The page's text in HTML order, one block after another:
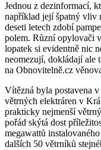
Jednou z dezinformací,
například její špatný vliv
deseti letech zdobí
polem. Různí opylovači
lopatek si evidentně nic
neomezují, dokládají ale
na Obnovitelně.cz
Vítězná byla postavena
větrných elektráren v
prakticky nejmenší
pořád skýtá dost
megawattů
dalších 50 větrníků